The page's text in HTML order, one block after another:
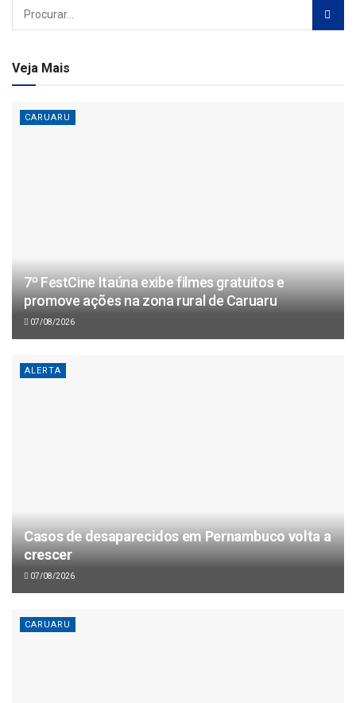
Veja Mais
CARUARU
7º FestCine Itaúna exibe filmes gratuitos e
promove ações na zona rural de Caruaru
07/08/2026
ALERTA
Casos de desaparecidos em Pernambuco volta a
crescer
07/08/2026
CARUARU